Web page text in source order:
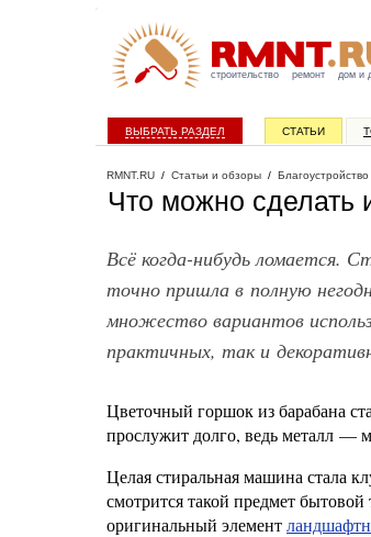
строительство ремонт дом и
ВЫБРАТЬ РАЗДЕЛ СТАТЬИ
RMNT.RU / Статьи и обзоры /
Что можно сделать
Всё когда-нибудь ломается.
точно пришла в полную
множество вариантов
практичных, так и
Цветочный горшок из барабана
прослужит долго, ведь металл —
Целая стиральная машина стала
смотрится такой предмет
оригинальный элемент